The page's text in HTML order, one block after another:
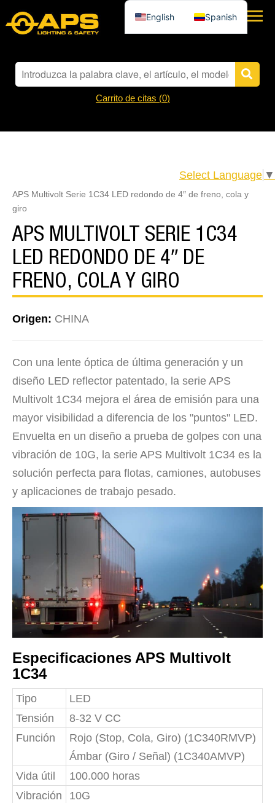
Carrito de citas (0)
Select Language ▼
APS Multivolt Serie 1C34 LED redondo de 4″ de freno, cola y
giro
APS MULTIVOLT SERIE 1C34
LED REDONDO DE 4″ DE
FRENO, COLA Y GIRO
Origen: CHINA
Con una lente óptica de última generación y un
diseño LED reflector patentado, la serie APS
Multivolt 1C34 mejora el área de emisión para una
mayor visibilidad a diferencia de los "puntos" LED.
Envuelta en un diseño a prueba de golpes con una
vibración de 10G, la serie APS Multivolt 1C34 es la
solución perfecta para flotas, camiones, autobuses
y aplicaciones de trabajo pesado.
Especificaciones APS Multivolt
1C34
Tipo
LED
Tensión
8-32 V CC
Función
Rojo (Stop, Cola, Giro) (1C340RMVP)
Ámbar (Giro / Señal) (1C340AMVP)
Vida útil
100.000 horas
Vibración
10G
English Spanish